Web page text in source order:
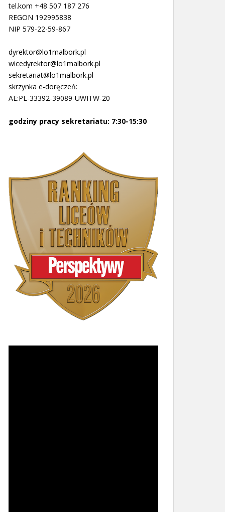
tel.kom +48 507 187 276
REGON 192995838
NIP 579-22-59-867
dyrektor@lo1malbork.pl
wicedyrektor@lo1malbork.pl
sekretariat@lo1malbork.pl
skrzynka e-doręczeń:
AE:PL-33392-39089-UWITW-20
godziny pracy sekretariatu: 7:30-15:30